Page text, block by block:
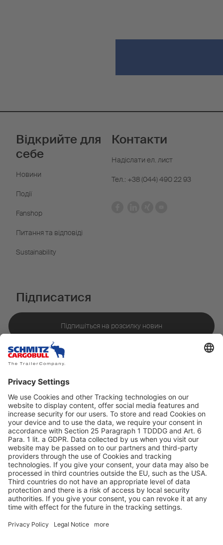
Відкрийте для
себе
Новини
Події
Fanshop
Питання та відповіді
Sustainability
Контакти
Надіслати ел. лист
Тел.: +38 (044) 490 22 93
Підписатися